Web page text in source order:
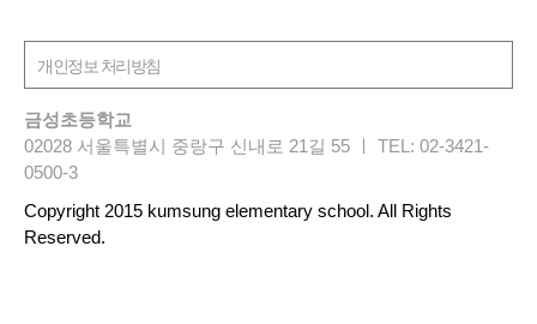
금성초등학교
02028 서울특별시 중랑구 신내로 21길 55 ㅣ TEL: 02-3421-
0500-3
Copyright 2015 kumsung elementary school. All Rights
Reserved.